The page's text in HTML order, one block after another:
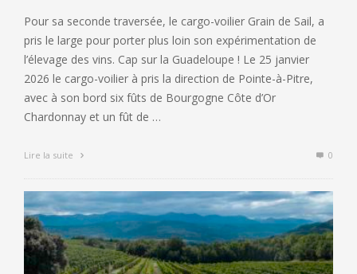
Pour sa seconde traversée, le cargo-voilier Grain de Sail, a
pris le large pour porter plus loin son expérimentation de
l’élevage des vins. Cap sur la Guadeloupe ! Le 25 janvier
2026 le cargo-voilier à pris la direction de Pointe-à-Pitre,
avec à son bord six fûts de Bourgogne Côte d’Or
Chardonnay et un fût de …
Lire la suite 0